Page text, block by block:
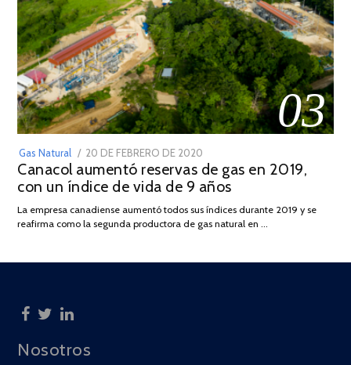
03
Gas Natural
POSTED
ON
20 DE FEBRERO DE 2020
DE
JULIO
2025
Canacol aumentó reservas de gas en 2019,
con un índice de vida de 9 años
La empresa canadiense aumentó todos sus índices durante 2019 y se
reafirma como la segunda productora de gas natural en …
Nosotros